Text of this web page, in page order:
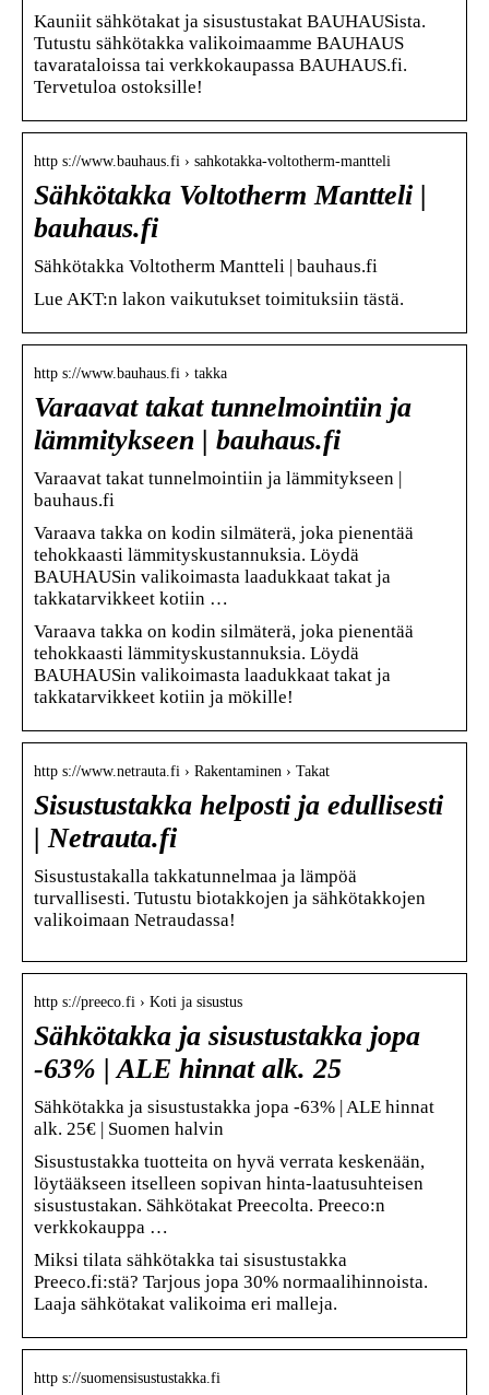
Kauniit sähkötakat ja sisustustakat BAUHAUSista.
Tutustu sähkötakka valikoimaamme BAUHAUS
tavarataloissa tai verkkokaupassa BAUHAUS.fi.
Tervetuloa ostoksille!
http s://www.bauhaus.fi › sahkotakka-voltotherm-mantteli
Sähkötakka Voltotherm Mantteli |
bauhaus.fi
Sähkötakka Voltotherm Mantteli | bauhaus.fi
Lue AKT:n lakon vaikutukset toimituksiin tästä.
http s://www.bauhaus.fi › takka
Varaavat takat tunnelmointiin ja
lämmitykseen | bauhaus.fi
Varaavat takat tunnelmointiin ja lämmitykseen |
bauhaus.fi
Varaava takka on kodin silmäterä, joka pienentää
tehokkaasti lämmityskustannuksia. Löydä
BAUHAUSin valikoimasta laadukkaat takat ja
takkatarvikkeet kotiin …
Varaava takka on kodin silmäterä, joka pienentää
tehokkaasti lämmityskustannuksia. Löydä
BAUHAUSin valikoimasta laadukkaat takat ja
takkatarvikkeet kotiin ja mökille!
http s://www.netrauta.fi › Rakentaminen › Takat
Sisustustakka helposti ja edullisesti
| Netrauta.fi
Sisustustakalla takkatunnelmaa ja lämpöä
turvallisesti. Tutustu biotakkojen ja sähkötakkojen
valikoimaan Netraudassa!
http s://preeco.fi › Koti ja sisustus
Sähkötakka ja sisustustakka jopa
-63% | ALE hinnat alk. 25
Sähkötakka ja sisustustakka jopa -63% | ALE hinnat
alk. 25€ | Suomen halvin
Sisustustakka tuotteita on hyvä verrata keskenään,
löytääkseen itselleen sopivan hinta-laatusuhteisen
sisustustakan. Sähkötakat Preecolta. Preeco:n
verkkokauppa …
Miksi tilata sähkötakka tai sisustustakka
Preeco.fi:stä? Tarjous jopa 30% normaalihinnoista.
Laaja sähkötakat valikoima eri malleja.
http s://suomensisustustakka.fi